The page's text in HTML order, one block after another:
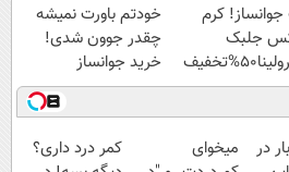
کرم
جلبک
خودتم باورت نمیشه
چقدر جوون شدی!
خرید جوانساز
اسپیرولینا با تخفیف
ویژه
در
میخوای
کمر درد داری؟